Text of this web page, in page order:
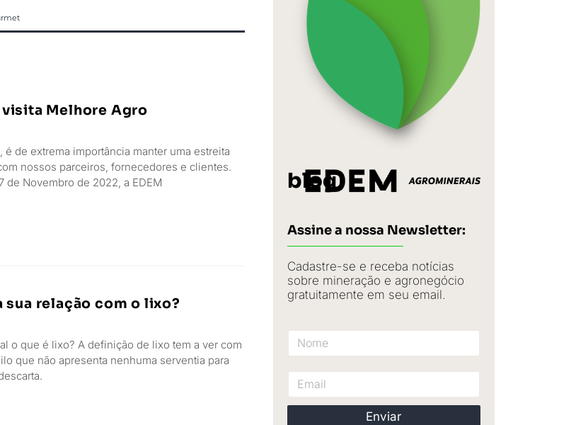
visita Melhore Agro
é de extrema importância manter uma estreita
nossos parceiros, fornecedores e clientes.
de Novembro de 2022, a EDEM
sua relação com o lixo?
o que é lixo? A definição de lixo tem a ver com
que não apresenta nenhuma serventia para
blog
Assine a nossa Newsletter:
Cadastre-se e receba notícias
sobre mineração e agronegócio
gratuitamente em seu email.
Enviar